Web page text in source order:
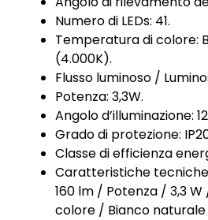
Numero di LEDs: 41.
Temperatura di colore:
(4.000K).
Flusso luminoso /
Potenza: 3,3W.
Angolo d’illuminazione:
Grado di protezione:
Classe di efficienza
Caratteristiche
160 lm / Potenza / 3,3
colore / Bianco naturale